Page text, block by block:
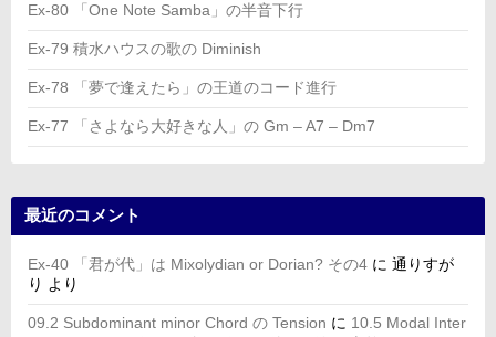
Ex-80 「One Note Samba」の半音下行
Ex-79 積水ハウスの歌の Diminish
Ex-78 「夢で逢えたら」の王道のコード進行
Ex-77 「さよなら大好きな人」の Gm – A7 – Dm7
最近のコメント
Ex-40 「君が代」は Mixolydian or Dorian? その4 に 通りすが
り より
09.2 Subdominant minor Chord の Tension に 10.5 Modal Inter